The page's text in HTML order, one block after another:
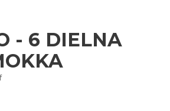
- 6 DIELNA